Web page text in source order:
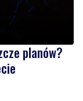
planów?